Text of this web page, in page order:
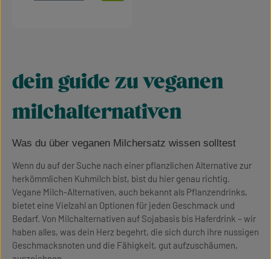
dein guide zu veganen
milchalternativen
Was du über veganen Milchersatz wissen solltest
Wenn du auf der Suche nach einer pflanzlichen Alternative zur
herkömmlichen Kuhmilch bist, bist du hier genau richtig.
Vegane Milch-Alternativen, auch bekannt als Pflanzendrinks,
bietet eine Vielzahl an Optionen für jeden Geschmack und
Bedarf. Von Milchalternativen auf Sojabasis bis Haferdrink – wir
haben alles, was dein Herz begehrt, die sich durch ihre nussigen
Geschmacksnoten und die Fähigkeit, gut aufzuschäumen,